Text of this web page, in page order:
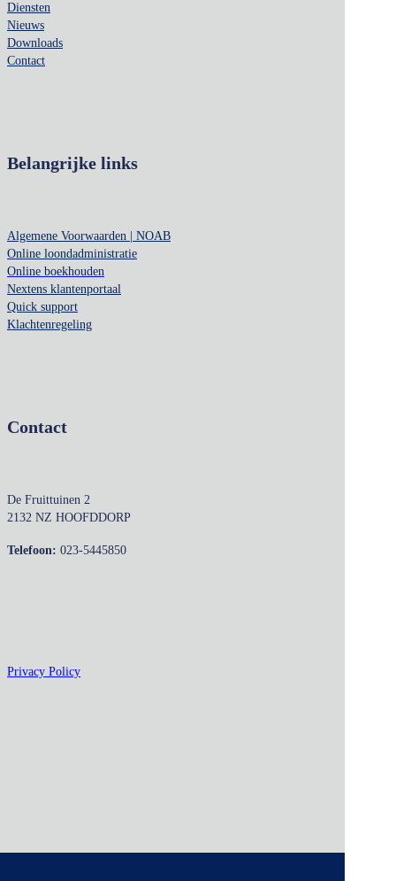
Diensten
Nieuws
Downloads
Contact
Belangrijke links
Algemene Voorwaarden | NOAB
Online loondadministratie
Online boekhouden
Nextens klantenportaal
Quick support
Klachtenregeling
Contact
De Fruittuinen 2
2132 NZ HOOFDDORP
Telefoon: 023-5445850
Privacy Policy